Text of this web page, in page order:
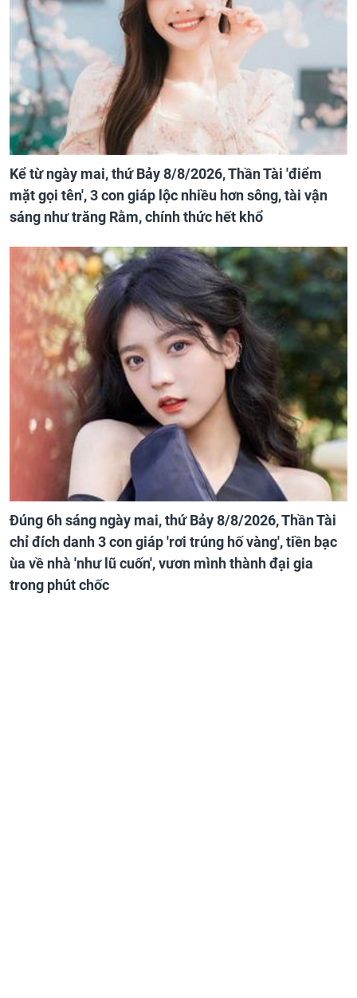
Kể từ ngày mai, thứ Bảy 8/8/2026, Thần Tài 'điểm
mặt gọi tên', 3 con giáp lộc nhiều hơn sông, tài vận
sáng như trăng Rằm, chính thức hết khổ
Đúng 6h sáng ngày mai, thứ Bảy 8/8/2026, Thần Tài
chỉ đích danh 3 con giáp 'rơi trúng hố vàng', tiền bạc
ùa về nhà 'như lũ cuốn', vươn mình thành đại gia
trong phút chốc